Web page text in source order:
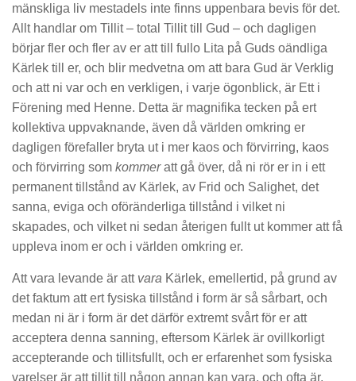
mänskliga liv mestadels inte finns uppenbara bevis för det.
Allt handlar om Tillit – total Tillit till Gud – och dagligen
börjar fler och fler av er att till fullo Lita på Guds oändliga
Kärlek till er, och blir medvetna om att bara Gud är Verklig
och att ni var och en verkligen, i varje ögonblick, är Ett i
Förening med Henne. Detta är magnifika tecken på ert
kollektiva uppvaknande, även då världen omkring er
dagligen förefaller bryta ut i mer kaos och förvirring, kaos
och förvirring som kommeratt gå över, då ni rör er in i ett
permanent tillstånd av Kärlek, av Frid och Salighet, det
sanna, eviga och oföränderliga tillstånd i vilket ni
skapades, och vilket ni sedan återigen fullt ut kommer att få
uppleva inom er och i världen omkring er.
Att vara levande är att vara Kärlek, emellertid, på grund av
det faktum att ert fysiska tillstånd i form är så sårbart, och
medan ni är i form är det därför extremt svårt för er att
acceptera denna sanning, eftersom Kärlek är ovillkorligt
accepterande och tillitsfullt, och er erfarenhet som fysiska
varelser är att tillit till någon annan kan vara, och ofta är,